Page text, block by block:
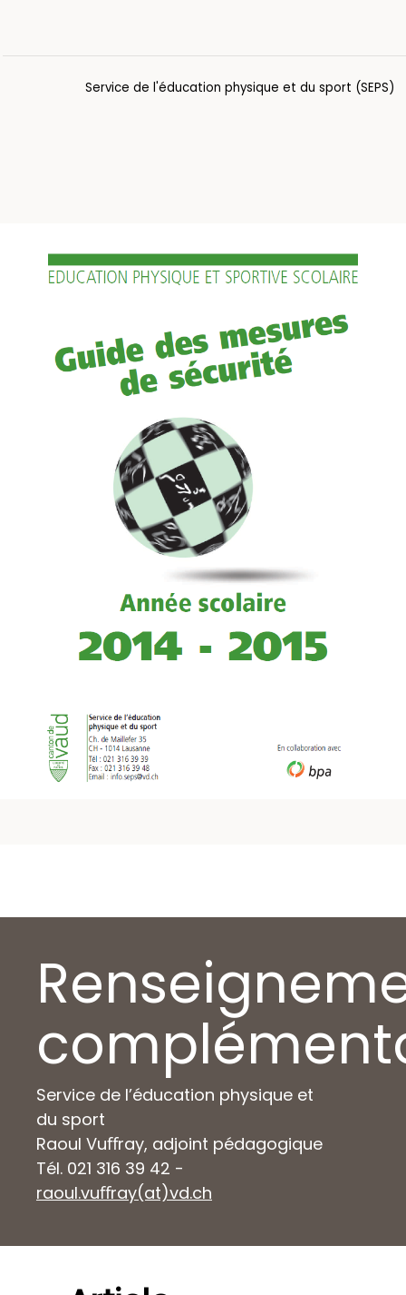
Service de l'éducation physique et du sport (SEPS)
Service de l’éducation physique et
du sport
Raoul Vuﬀray, adjoint pédagogique
Tél. 021 316 39 42 -
raoul.vuﬀray(at)vd.ch